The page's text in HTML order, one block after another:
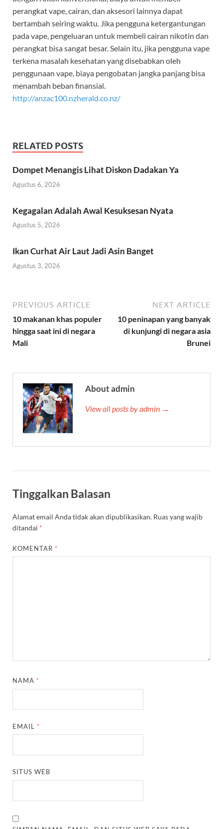
perangkat vape, cairan, dan aksesori lainnya dapat
bertambah seiring waktu. Jika pengguna ketergantungan
pada vape, pengeluaran untuk membeli cairan nikotin dan
perangkat bisa sangat besar. Selain itu, jika pengguna vape
terkena masalah kesehatan yang disebabkan oleh
penggunaan vape, biaya pengobatan jangka panjang bisa
menambah beban finansial.
http://anzac100.nzherald.co.nz/
RELATED POSTS
Dompet Menangis Lihat Diskon Dadakan Ya
Agustus 6, 2026
Kegagalan Adalah Awal Kesuksesan Nyata
Agustus 5, 2026
Ikan Curhat Air Laut Jadi Asin Banget
Agustus 3, 2026
PREVIOUS ARTICLE
10 makanan khas populer
hingga saat ini di negara
Mali
NEXT ARTICLE
10 peninapan yang banyak
di kunjungi di negara asia
Brunei
About admin
View all posts by admin →
Tinggalkan Balasan
Alamat email Anda tidak akan dipublikasikan. Ruas yang wajib
ditandai *
KOMENTAR *
NAMA *
EMAIL *
SITUS WEB